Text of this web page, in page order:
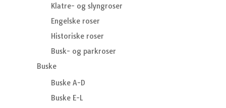
Klatre- og slyngroser
Engelske roser
Historiske roser
Busk- og parkroser
Buske
Buske A-D
Buske E-L